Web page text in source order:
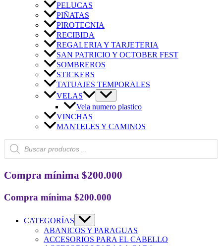
PELUCAS
PIÑATAS
PIROTECNIA
RECIBIDA
REGALERIA Y TARJETERIA
SAN PATRICIO Y OCTOBER FEST
SOMBREROS
STICKERS
TATUAJES TEMPORALES
VELAS
Vela numero plastico
VINCHAS
MANTELES Y CAMINOS
Búsqueda
de
productos
Compra mínima $200.000
Compra mínima $200.000
CATEGORÍAS
ABANICOS Y PARAGUAS
ACCESORIOS PARA EL CABELLO